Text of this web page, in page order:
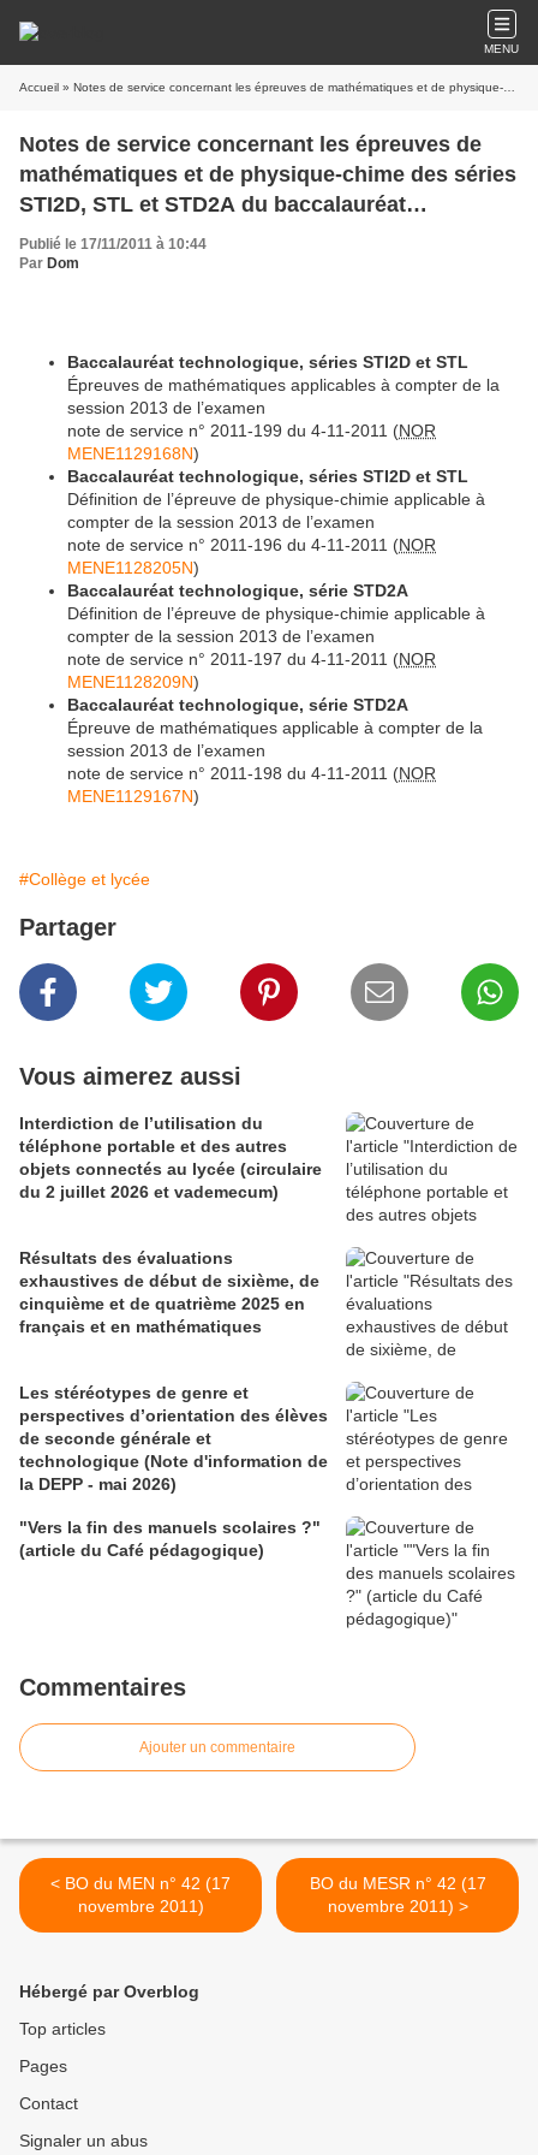
MENU
Accueil » Notes de service concernant les épreuves de mathématiques et de physique-chime des séries STI2D, STL et STD2A du baccalauréat technologique 2013
Notes de service concernant les épreuves de
mathématiques et de physique-chime des séries
STI2D, STL et STD2A du baccalauréat
technologique 2013
Publié le 17/11/2011 à 10:44
Par Dom
Baccalauréat technologique, séries STI2D et STL
Épreuves de mathématiques applicables à compter de la
session 2013 de l’examen
note de service n° 2011-199 du 4-11-2011 (NOR
MENE1129168N)
Baccalauréat technologique, séries STI2D et STL
Définition de l’épreuve de physique-chimie applicable à
compter de la session 2013 de l’examen
note de service n° 2011-196 du 4-11-2011 (NOR
MENE1128205N)
Baccalauréat technologique, série STD2A
Définition de l’épreuve de physique-chimie applicable à
compter de la session 2013 de l’examen
note de service n° 2011-197 du 4-11-2011 (NOR
MENE1128209N)
Baccalauréat technologique, série STD2A
Épreuve de mathématiques applicable à compter de la
session 2013 de l’examen
note de service n° 2011-198 du 4-11-2011 (NOR
MENE1129167N)
#Collège et lycée
Partager
Vous aimerez aussi
Interdiction de l’utilisation du
téléphone portable et des autres
objets connectés au lycée (circulaire
du 2 juillet 2026 et vademecum)
Résultats des évaluations
exhaustives de début de sixième, de
cinquième et de quatrième 2025 en
français et en mathématiques
Les stéréotypes de genre et
perspectives d’orientation des élèves
de seconde générale et
technologique (Note d'information de
la DEPP - mai 2026)
"Vers la fin des manuels scolaires ?"
(article du Café pédagogique)
Commentaires
Ajouter un commentaire
< BO du MEN n° 42 (17
novembre 2011)
BO du MESR n° 42 (17
novembre 2011) >
Hébergé par Overblog
Top articles
Pages
Contact
Signaler un abus